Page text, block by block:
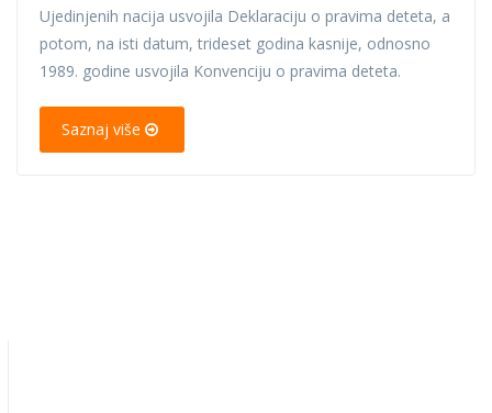
Ujedinjenih nacija usvojila Deklaraciju o pravima deteta, a
potom, na isti datum, trideset godina kasnije, odnosno
1989. godine usvojila Konvenciju o pravima deteta.
Saznaj više